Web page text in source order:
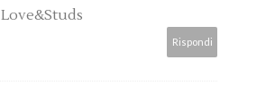
Love&Studs
Rispondi